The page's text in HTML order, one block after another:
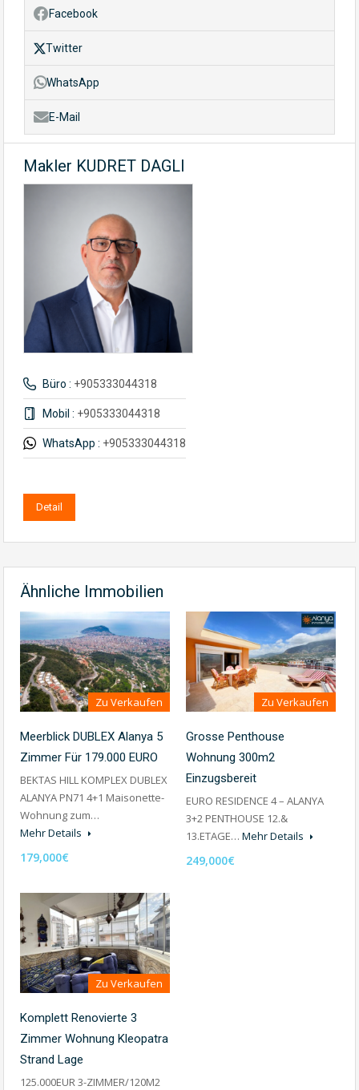
Facebook
Twitter
WhatsApp
E-Mail
Makler KUDRET DAGLI
Büro : +905333044318
Mobil : +905333044318
WhatsApp : +905333044318
Detail
Ähnliche Immobilien
Zu Verkaufen
Meerblick DUBLEX Alanya 5
Zimmer Für 179.000 EURO
BEKTAS HILL KOMPLEX DUBLEX
ALANYA PN71 4+1 Maisonette-
Wohnung zum…
Mehr Details
179,000€
Zu Verkaufen
Grosse Penthouse
Wohnung 300m2
Einzugsbereit
EURO RESIDENCE 4 – ALANYA
3+2 PENTHOUSE 12.&
13.ETAGE… Mehr Details
249,000€
Zu Verkaufen
Komplett Renovierte 3
Zimmer Wohnung Kleopatra
Strand Lage
125.000EUR 3-ZIMMER/120M2